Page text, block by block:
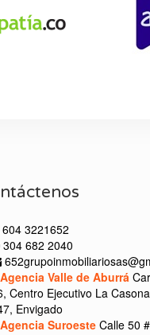
604 3221652
304 682 2040
Agencia Valle de Aburrá
Centro Ejecutivo La
Envigado
Agencia SuroesteCalle 50